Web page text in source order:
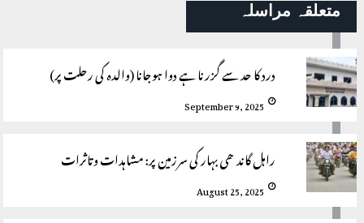
متعلقہ مراسلہ
درد کا حد سے گزرنا ہے دوا ہوجانا (والدہ کی رحلت پر)
September 9, 2025
راہل گاندھی بہار کی سرزمین پر: مشاہدات وتاثرات
August 25, 2025